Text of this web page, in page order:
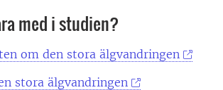
med i studien?
om den stora älgvandringen
stora älgvandringen